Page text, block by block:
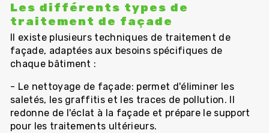
Les différents types de
traitement de façade
Il existe plusieurs techniques de traitement de
façade, adaptées aux besoins spécifiques de
chaque bâtiment :
- Le nettoyage de façade: permet d'éliminer les
saletés, les graffitis et les traces de pollution. Il
redonne de l'éclat à la façade et prépare le support
pour les traitements ultérieurs.